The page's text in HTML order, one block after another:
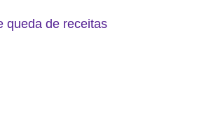
queda de receitas